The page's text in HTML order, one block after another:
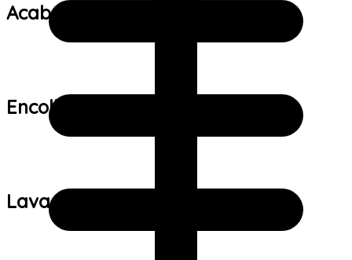
Acabamento:
Encolhimento:
Lavagem: